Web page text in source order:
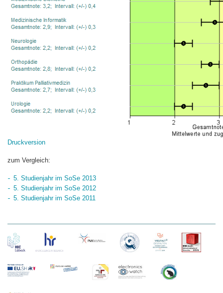
Druckversion
zum Vergleich:
5. Studienjahr im SoSe 2013
5. Studienjahr im SoSe 2012
5. Studienjahr im SoSe 2011